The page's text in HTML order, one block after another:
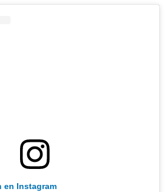
en Instagram